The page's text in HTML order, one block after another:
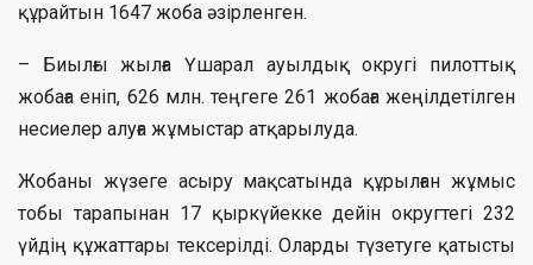
құрайтын 1647 жоба әзірленген.
– Биылғы жылға Үшарал ауылдық округі пилоттық
жобаға еніп, 626 млн. теңгеге 261 жобаға жеңілдетілген
несиелер алуға жұмыстар атқарылуда.
Жобаны жүзеге асыру мақсатында құрылған жұмыс
тобы тарапынан 17 қыркүйекке дейін округтегі 232
үйдің құжаттары тексерілді. Оларды түзетуге қатысты